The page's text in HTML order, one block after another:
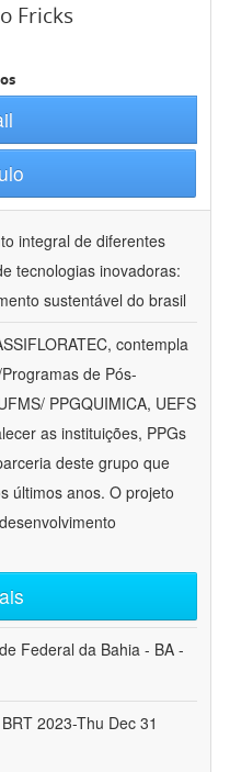
Fricks
integral de diferentes
tecnologias inovadoras:
sustentável do brasil
contempla
de Pós-
PPGQUIMICA, UEFS
as instituições, PPGs
deste grupo que
últimos anos. O projeto
Federal da Bahia - BA -
2023-Thu Dec 31